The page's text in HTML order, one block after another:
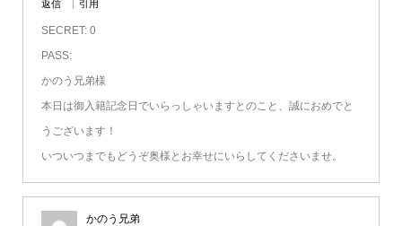
返信
引用
SECRET: 0
PASS:
かのう兄弟様
本日は御入籍記念日でいらっしゃいますとのこと、誠におめでと
うございます！
いついつまでもどうぞ奥様とお幸せにいらしてくださいませ。
かのう兄弟